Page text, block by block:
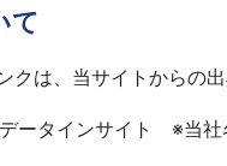
て
は、当サイトからの
ータインサイト ※当社